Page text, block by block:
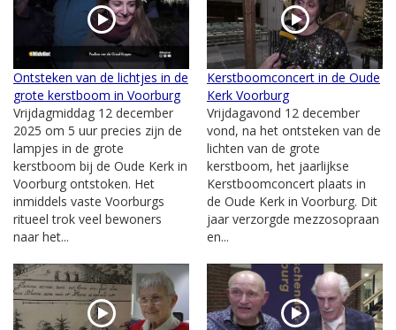
Ontsteken van de lichtjes in de
grote kerstboom in Voorburg
Vrijdagmiddag 12 december
2025 om 5 uur precies zijn de
lampjes in de grote
kerstboom bij de Oude Kerk in
Voorburg ontstoken. Het
inmiddels vaste Voorburgs
ritueel trok veel bewoners
naar het...
Kerstboomconcert in de Oude
Kerk Voorburg
Vrijdagavond 12 december
vond, na het ontsteken van de
lichten van de grote
kerstboom, het jaarlijkse
Kerstboomconcert plaats in
de Oude Kerk in Voorburg. Dit
jaar verzorgde mezzosopraan
en...